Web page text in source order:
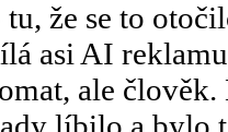
tu, že se to
asi AI
ale